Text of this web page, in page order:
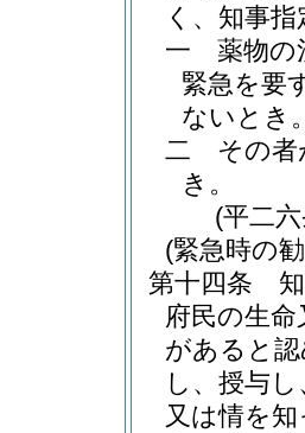
く、知事
一
薬物の
緊急を要
ないとき
二
その
き。
(平二
(緊急時の
第十四条
府民の生
があると
し、授与
又は情を